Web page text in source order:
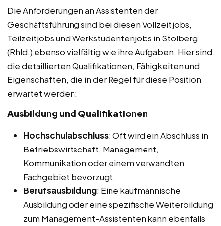
Die Anforderungen an Assistenten der
Geschäftsführung sind bei diesen Vollzeitjobs,
Teilzeitjobs und Werkstudentenjobs in Stolberg
(Rhld.) ebenso vielfältig wie ihre Aufgaben. Hier sind
die detaillierten Qualifikationen, Fähigkeiten und
Eigenschaften, die in der Regel für diese Position
erwartet werden:
Ausbildung und Qualifikationen
Hochschulabschluss: Oft wird ein Abschluss in
Betriebswirtschaft, Management,
Kommunikation oder einem verwandten
Fachgebiet bevorzugt.
Berufsausbildung: Eine kaufmännische
Ausbildung oder eine spezifische Weiterbildung
zum Management-Assistenten kann ebenfalls